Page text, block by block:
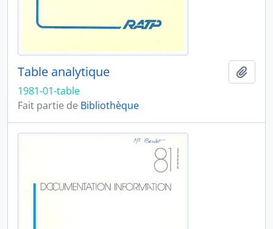
Table analytique
1981-01-table
Fait partie de Bibliothèque